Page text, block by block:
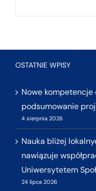
OSTATNIE WPISY
Nowe
podsumowanie
4 sierpnia 2026
Nauka bliżej
nawiązuje
Uniwersytetem
24 lipca 2026